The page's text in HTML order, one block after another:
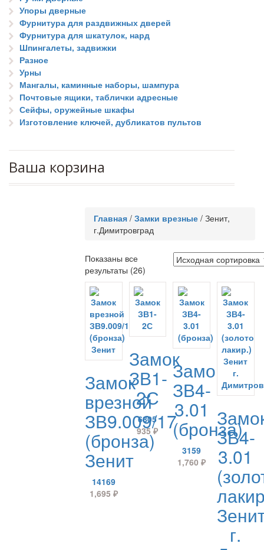
Упоры дверные
Фурнитура для раздвижных дверей
Фурнитура для шкатулок, нард
Шпингалеты, задвижки
Разное
Урны
Мангалы, каминные наборы, шампура
Почтовые ящики, таблички адресные
Сейфы, оружейные шкафы
Изготовление ключей, дубликатов пультов
Ваша корзина
Главная / Замки врезные / Зенит,
г.Димитровград
Показаны все
результаты (26)
Замок
врезной
ЗВ9.009/17
(бронза)
Зенит
14169
1,695 ₽
Замок
ЗВ1-
2С
6805
935₽
Замок
ЗВ4-
3.01
(бронза)
3159
1,760₽
ЗВ4-
3.01
г.